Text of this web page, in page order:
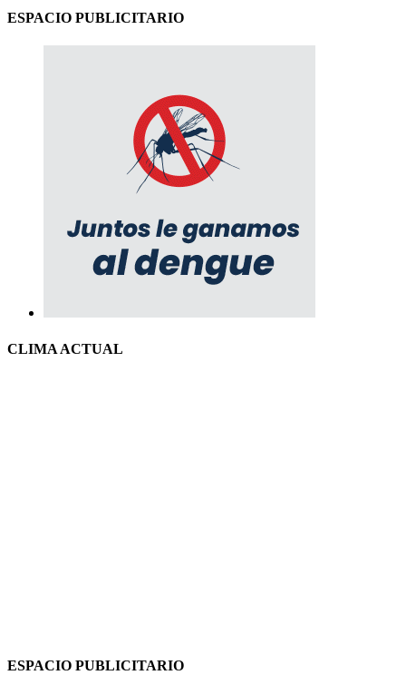
ESPACIO PUBLICITARIO
CLIMA ACTUAL
ESPACIO PUBLICITARIO